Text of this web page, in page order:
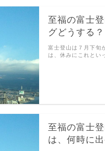
至福の富士
グどうする？
富士登山は７月下旬
は、休みにこれとい
至福の富士
は、何時に